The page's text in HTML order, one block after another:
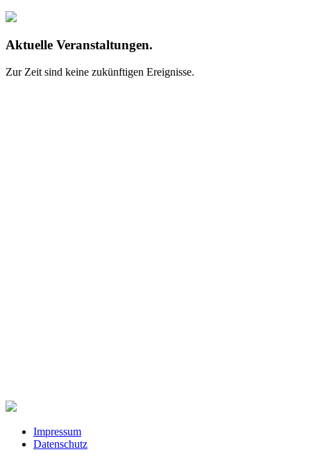
Aktuelle Veranstaltungen.
Zur Zeit sind keine zukünftigen Ereignisse.
Impressum
Datenschutz